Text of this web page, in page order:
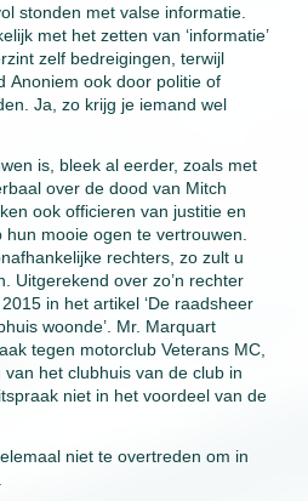
stonden met valse informatie.
met het zetten van ‘informatie’
zelf bedreigingen, terwijl
Anoniem ook door politie of
Ja, zo krijg je iemand wel
is, bleek al eerder, zoals met
over de dood van Mitch
ook officieren van justitie en
mooie ogen te vertrouwen.
rechters, zo zult u
Uitgerekend over zo’n rechter
in het artikel ‘De raadsheer
woonde’. Mr. Marquart
tegen motorclub Veterans MC,
het clubhuis van de club in
niet in het voordeel van de
niet te overtreden om in